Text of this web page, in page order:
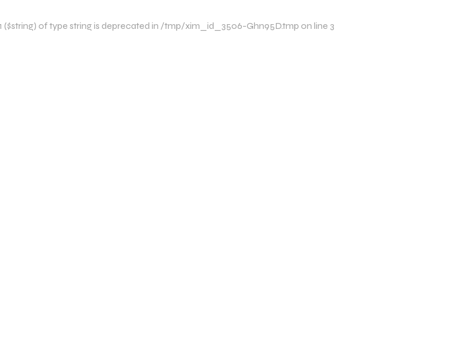
of type string is deprecated in /tmp/xim_id_3506-Ghn95D.tmp on line 3